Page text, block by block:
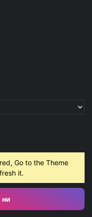
Go to the Theme
it.
ни